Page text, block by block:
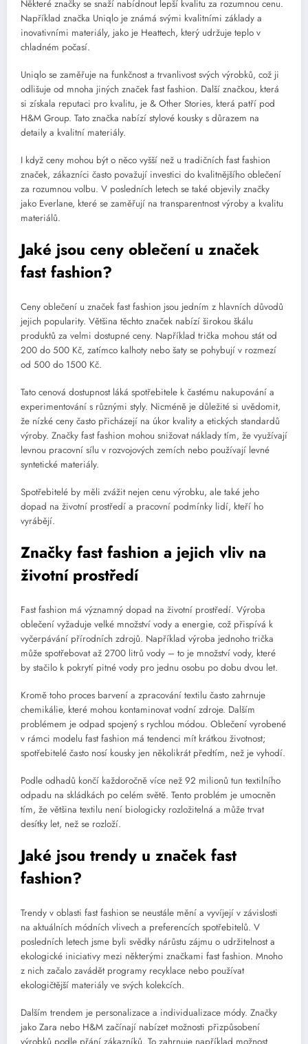
Některé značky se snaží nabídnout lepší kvalitu za rozumnou cenu.
Například značka Uniqlo je známá svými kvalitními základy a
inovativními materiály, jako je Heattech, který udržuje teplo v
chladném počasí.
Uniqlo se zaměřuje na funkčnost a trvanlivost svých výrobků, což ji
odlišuje od mnoha jiných značek fast fashion. Další značkou, která
si získala reputaci pro kvalitu, je & Other Stories, která patří pod
H&M Group. Tato značka nabízí stylové kousky s důrazem na
detaily a kvalitní materiály.
I když ceny mohou být o něco vyšší než u tradičních fast fashion
značek, zákazníci často považují investici do kvalitnějšího oblečení
za rozumnou volbu. V posledních letech se také objevily značky
jako Everlane, které se zaměřují na transparentnost výroby a kvalitu
materiálů.
Jaké jsou ceny oblečení u značek
fast fashion?
Ceny oblečení u značek fast fashion jsou jedním z hlavních důvodů
jejich popularity. Většina těchto značek nabízí širokou škálu
produktů za velmi dostupné ceny. Například trička mohou stát od
200 do 500 Kč, zatímco kalhoty nebo šaty se pohybují v rozmezí
od 500 do 1500 Kč.
Tato cenová dostupnost láká spotřebitele k častému nakupování a
experimentování s různými styly. Nicméně je důležité si uvědomit,
že nízké ceny často přicházejí na úkor kvality a etických standardů
výroby. Značky fast fashion mohou snižovat náklady tím, že využívají
levnou pracovní sílu v rozvojových zemích nebo používají levné
syntetické materiály.
Spotřebitelé by měli zvážit nejen cenu výrobku, ale také jeho
dopad na životní prostředí a pracovní podmínky lidí, kteří ho
vyrábějí.
Značky fast fashion a jejich vliv na
životní prostředí
Fast fashion má významný dopad na životní prostředí. Výroba
oblečení vyžaduje velké množství vody a energie, což přispívá k
vyčerpávání přírodních zdrojů. Například výroba jednoho trička
může spotřebovat až 2700 litrů vody – to je množství vody, které
by stačilo k pokrytí pitné vody pro jednu osobu po dobu dvou let.
Kromě toho proces barvení a zpracování textilu často zahrnuje
chemikálie, které mohou kontaminovat vodní zdroje. Dalším
problémem je odpad spojený s rychlou módou. Oblečení vyrobené
v rámci modelu fast fashion má tendenci mít krátkou životnost;
spotřebitelé často nosí kousky jen několikrát předtím, než je vyhodí.
Podle odhadů končí každoročně více než 92 milionů tun textilního
odpadu na skládkách po celém světě. Tento problém je umocněn
tím, že většina textilu není biologicky rozložitelná a může trvat
desítky let, než se rozloží.
Jaké jsou trendy u značek fast
fashion?
Trendy v oblasti fast fashion se neustále mění a vyvíjejí v závislosti
na aktuálních módních vlivech a preferencích spotřebitelů. V
posledních letech jsme byli svědky nárůstu zájmu o udržitelnost a
ekologické iniciativy mezi některými značkami fast fashion. Mnoho
z nich začalo zavádět programy recyklace nebo používat
ekologičtější materiály ve svých kolekcích.
Dalším trendem je personalizace a individualizace módy. Značky
jako Zara nebo H&M začínají nabízet možnosti přizpůsobení